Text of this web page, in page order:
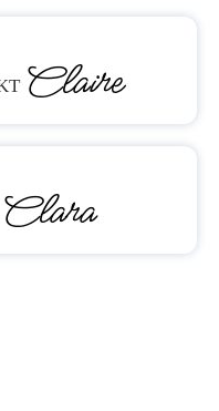
Claire
Clara